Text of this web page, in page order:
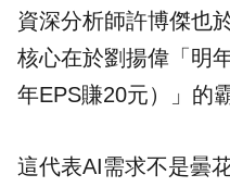
資深分析師許博傑也
核心在於劉揚偉「明
年EPS賺20元）」的
這代表AI需求不是曇